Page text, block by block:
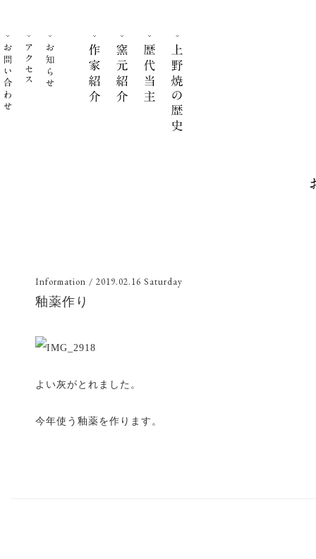
Information / 2019.02.16 Saturday
釉薬作り
よい灰がとれました。
今年使う釉薬を作ります。